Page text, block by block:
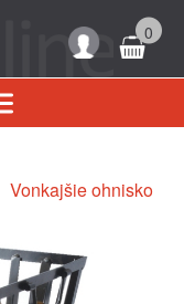
0
Vonkajšie ohnisko